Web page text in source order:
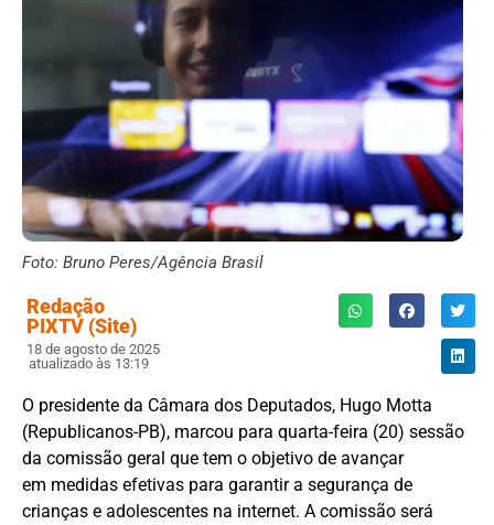
Foto: Bruno Peres/Agência Brasil
Redação
PIXTV (Site)
18 de agosto de 2025
atualizado às 13:19
O presidente da Câmara dos Deputados, Hugo Motta
(Republicanos-PB), marcou para quarta-feira (20) sessão
da comissão geral que tem o objetivo de avançar
em medidas efetivas para garantir a segurança de
crianças e adolescentes na internet. A comissão será